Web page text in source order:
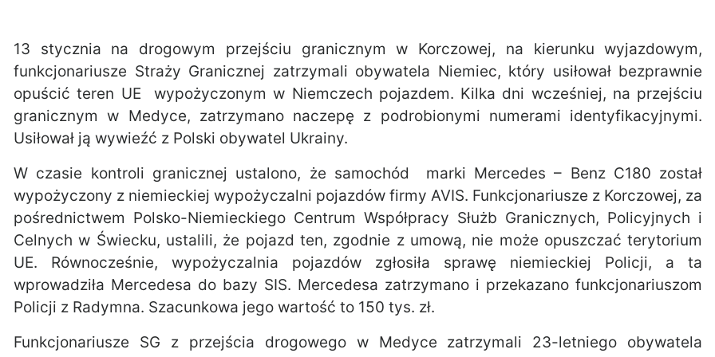
13 stycznia na drogowym przejściu granicznym w Korczowej, na kierunku wyjazdowym,
funkcjonariusze Straży Granicznej zatrzymali obywatela Niemiec, który usiłował bezprawnie
opuścić teren UE wypożyczonym w Niemczech pojazdem. Kilka dni wcześniej, na przejściu
granicznym w Medyce, zatrzymano naczepę z podrobionymi numerami identyfikacyjnymi.
Usiłował ją wywieźć z Polski obywatel Ukrainy.
W czasie kontroli granicznej ustalono, że samochód marki Mercedes – Benz C180 został
wypożyczony z niemieckiej wypożyczalni pojazdów firmy AVIS. Funkcjonariusze z Korczowej, za
pośrednictwem Polsko-Niemieckiego Centrum Współpracy Służb Granicznych, Policyjnych i
Celnych w Świecku, ustalili, że pojazd ten, zgodnie z umową, nie może opuszczać terytorium
UE. Równocześnie, wypożyczalnia pojazdów zgłosiła sprawę niemieckiej Policji, a ta
wprowadziła Mercedesa do bazy SIS. Mercedesa zatrzymano i przekazano funkcjonariuszom
Policji z Radymna. Szacunkowa jego wartość to 150 tys. zł.
Funkcjonariusze SG z przejścia drogowego w Medyce zatrzymali 23-letniego obywatela